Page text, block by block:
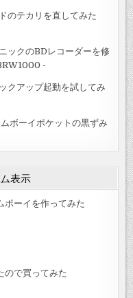
のテカリを直してみた
ックのBDレコーダーを修
-
クアップ起動を試してみ
ボーイポケットの黒ずみ
表示
ボーイを作ってみた
ので買ってみた